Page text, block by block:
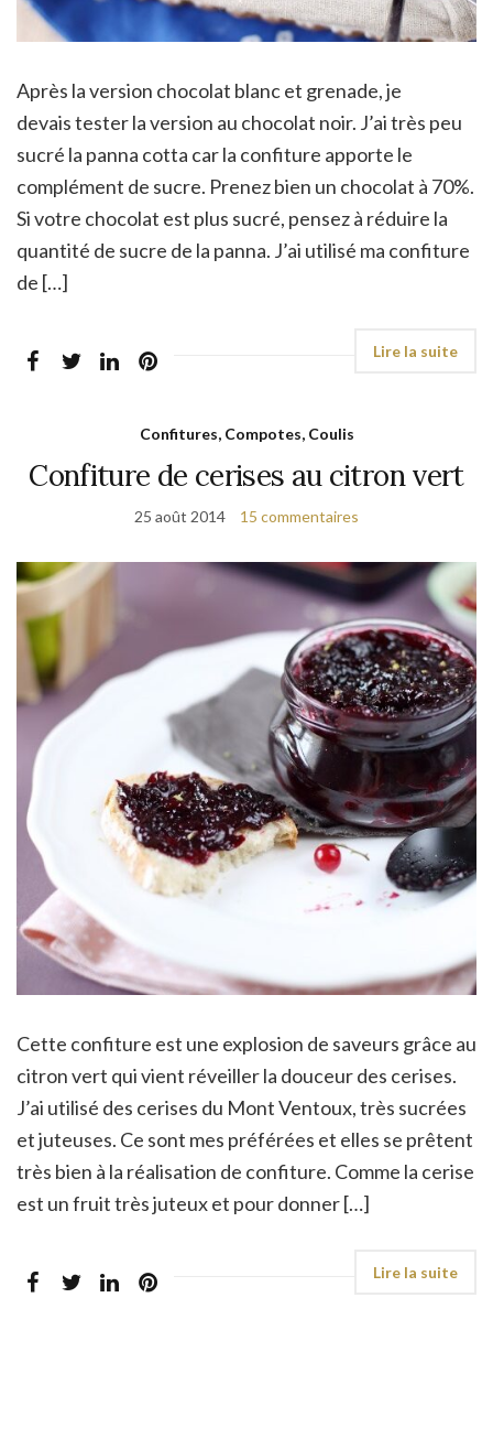
Après la version chocolat blanc et grenade, je
devais tester la version au chocolat noir. J’ai très peu
sucré la panna cotta car la confiture apporte le
complément de sucre. Prenez bien un chocolat à 70%.
Si votre chocolat est plus sucré, pensez à réduire la
quantité de sucre de la panna. J’ai utilisé ma confiture
de […]
Confitures, Compotes, Coulis
Confiture de cerises au citron vert
25 août 2014 15 commentaires
Cette confiture est une explosion de saveurs grâce au
citron vert qui vient réveiller la douceur des cerises.
J’ai utilisé des cerises du Mont Ventoux, très sucrées
et juteuses. Ce sont mes préférées et elles se prêtent
très bien à la réalisation de confiture. Comme la cerise
est un fruit très juteux et pour donner […]